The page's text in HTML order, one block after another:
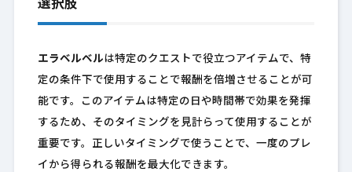
選択肢
エラベルベルは特定のクエストで役立つアイテムで、特
定の条件下で使用することで報酬を倍増させることが可
能です。このアイテムは特定の日や時間帯で効果を発揮
するため、そのタイミングを見計らって使用することが
重要です。正しいタイミングで使うことで、一度のプレ
イから得られる報酬を最大化できます。